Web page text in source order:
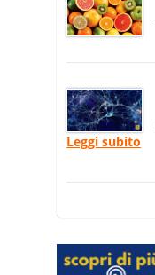
Leggi subito